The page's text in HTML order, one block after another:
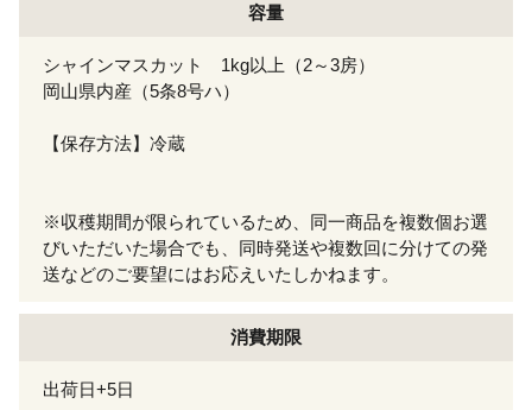
容量
シャインマスカット 1kg以上（2～3房）
岡山県内産（5条8号ハ）
【保存方法】冷蔵
※収穫期間が限られているため、同一商品を複数個お選
びいただいた場合でも、同時発送や複数回に分けての発
送などのご要望にはお応えいたしかねます。
消費期限
出荷日+5日